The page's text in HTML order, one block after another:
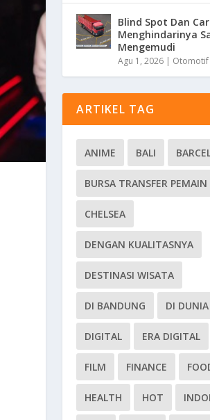
Blind Spot Dan
Menghindarinya
Mengemudi
Agu 1, 2026 | Otomotif
ARTIKEL TAG
ANIME BALI
BURSA TRANSFER PEMAIN
CHELSEA
DENGAN KUALITASNYA
DESTINASI WISATA
DI BANDUNG DI DUNIA
DIGITAL ERA DIGITAL
FILM FINANCE
HEALTH HOT